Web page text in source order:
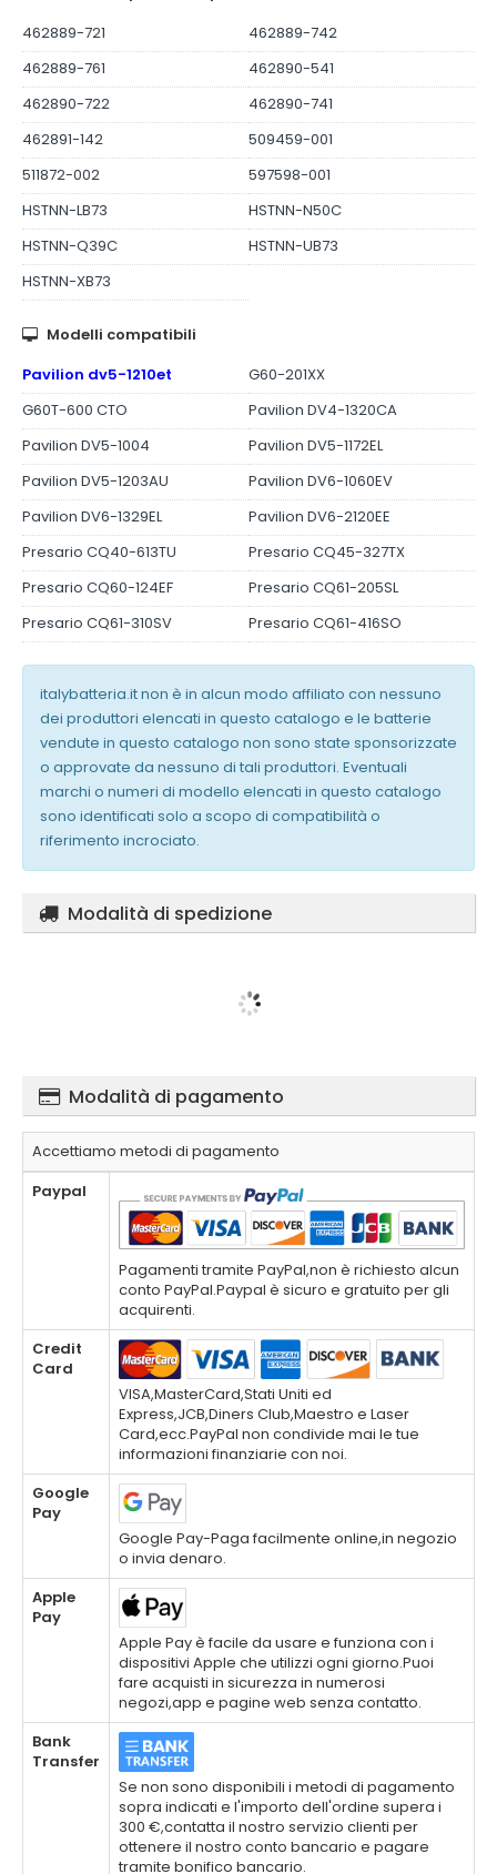
462889-721
462889-742
462889-761
462890-541
462890-722
462890-741
462891-142
509459-001
511872-002
597598-001
HSTNN-LB73
HSTNN-N50C
HSTNN-Q39C
HSTNN-UB73
HSTNN-XB73
Modelli compatibili
Pavilion dv5-1210et
G60-201XX
G60T-600 CTO
Pavilion DV4-1320CA
Pavilion DV5-1004
Pavilion DV5-1172EL
Pavilion DV5-1203AU
Pavilion DV6-1060EV
Pavilion DV6-1329EL
Pavilion DV6-2120EE
Presario CQ40-613TU
Presario CQ45-327TX
Presario CQ60-124EF
Presario CQ61-205SL
Presario CQ61-310SV
Presario CQ61-416SO
italybatteria.it non è in alcun modo affiliato con nessuno
dei produttori elencati in questo catalogo e le batterie
vendute in questo catalogo non sono state sponsorizzate
o approvate da nessuno di tali produttori. Eventuali
marchi o numeri di modello elencati in questo catalogo
sono identificati solo a scopo di compatibilità o
riferimento incrociato.
Modalità di spedizione
Modalità di pagamento
Accettiamo metodi di pagamento
Paypal
Pagamenti tramite PayPal,non è richiesto alcun
conto PayPal.Paypal è sicuro e gratuito per gli
acquirenti.
Credit
Card
VISA,MasterCard,Stati Uniti ed
Express,JCB,Diners Club,Maestro e Laser
Card,ecc.PayPal non condivide mai le tue
informazioni finanziarie con noi.
Google
Pay
Google Pay-Paga facilmente online,in negozio
o invia denaro.
Apple
Pay
Apple Pay è facile da usare e funziona con i
dispositivi Apple che utilizzi ogni giorno.Puoi
fare acquisti in sicurezza in numerosi
negozi,app e pagine web senza contatto.
Bank
Transfer
Se non sono disponibili i metodi di pagamento
sopra indicati e l'importo dell'ordine supera i
300 €,contatta il nostro servizio clienti per
ottenere il nostro conto bancario e pagare
tramite bonifico bancario.